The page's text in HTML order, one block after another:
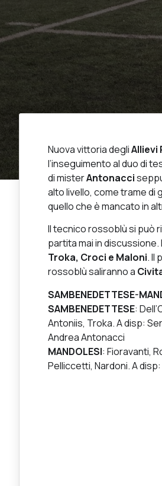
Nuova vittoria degliAllievi
l’inseguimento al duo di
di misterAntonacci
alto livello, come trame
quello che è mancato in
Il tecnico rossoblù si può
partita mai in
Troka, Croci e Maloni. Il
rossoblù saliranno a
SAMBENEDETTESE-
SAMBENEDETTESE:
Antoniis, Troka. A disp:
Andrea Antonacci
MANDOLESI: Fioravanti,
Pelliccetti, Nardoni. A